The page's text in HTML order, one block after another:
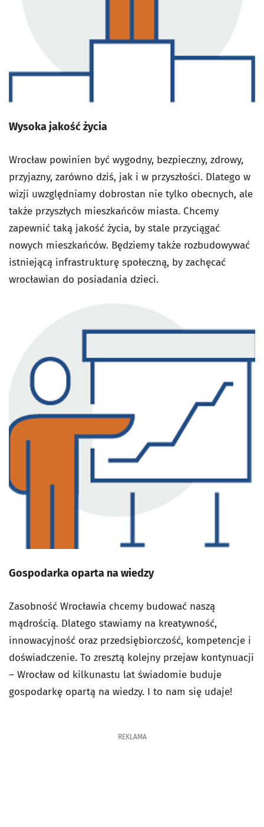
Wysoka jakość życia
Wrocław powinien być wygodny, bezpieczny, zdrowy,
przyjazny, zarówno dziś, jak i w przyszłości. Dlatego w
wizji uwzględniamy dobrostan nie tylko obecnych, ale
także przyszłych mieszkańców miasta. Chcemy
zapewnić taką jakość życia, by stale przyciągać
nowych mieszkańców. Będziemy także rozbudowywać
istniejącą infrastrukturę społeczną, by zachęcać
wrocławian do posiadania dzieci.
Gospodarka oparta na wiedzy
Zasobność Wrocławia chcemy budować naszą
mądrością. Dlatego stawiamy na kreatywność,
innowacyjność oraz przedsiębiorczość, kompetencje i
doświadczenie. To zresztą kolejny przejaw kontynuacji
– Wrocław od kilkunastu lat świadomie buduje
gospodarkę opartą na wiedzy. I to nam się udaje!
REKLAMA